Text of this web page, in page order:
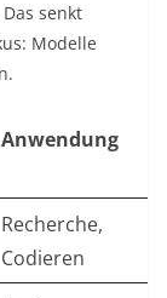
senkt
Modelle
Anwendung
Recherche,
Codieren